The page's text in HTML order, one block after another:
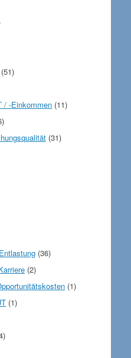
/ -Einkommen (11)
(31)
(36)
(2)
(1)
(1)